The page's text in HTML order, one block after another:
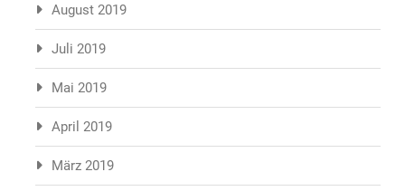
August 2019
Juli 2019
Mai 2019
April 2019
März 2019